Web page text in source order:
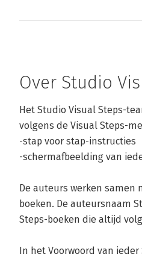
Over Studio
Het Studio Visual Steps-
volgens de Visual Steps-
-stap voor stap-instructies
-schermafbeelding van
De auteurs werken samen
boeken. De auteursnaam
Steps-boeken die altijd
In het Voorwoord van